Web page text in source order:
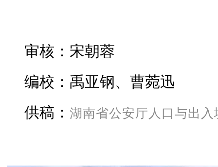
审核：宋朝蓉
编校：禹亚钢、曹菀迅
供稿： 湖南省公安厅人口与出